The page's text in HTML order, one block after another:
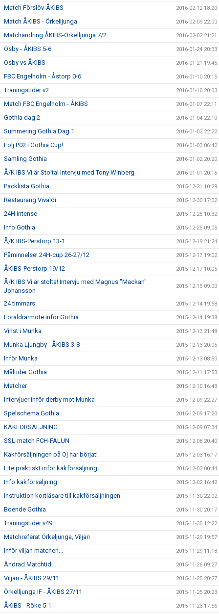
Match Förslöv-ÅKIBS 2016-02-12 18:20
Match ÅKIBS - Örkelljunga 2016-02-09 22:00
Matchändring ÅKIBS-Örkelljunga 7/2 2016-02-02 21:21
Osby - ÅKIBS 5-6 2016-01-24 20:33
Osby vs ÅKIBS 2016-01-21 19:45
FBC Engelholm - Åstorp 0-6 2016-01-10 20:15
Träningstider v2 2016-01-10 20:03
Match FBC Engelholm - ÅKIBS 2016-01-07 22:11
Gothia dag 2 2016-01-04 22:10
Summering Gothia Dag 1 2016-01-03 22:22
Följ P02 i Gothia Cup! 2016-01-03 06:42
Samling Gothia 2016-01-02 20:20
Å/K IBS Vi är Stolta! Intervju med Tony Winberg 2016-01-01 20:15
Packlista Gothia 2015-12-31 10:29
Restaurang Vivaldi 2015-12-30 17:02
24H intense 2015-12-25 10:32
Info Gothia 2015-12-25 09:05
Å/K IBS-Perstorp 13-1 2015-12-19 21:24
Påminnelse! 24H-cup 26-27/12 2015-12-17 19:02
ÅKIBS-Perstorp 19/12 2015-12-17 10:05
Å/K IBS Vi är stolta! Intervju med Magnus "Mackan"
Johansson
2015-12-15 09:00
24 timmars 2015-12-14 19:58
Föräldrarmöte inför Gothia 2015-12-14 19:38
Vinst i Munka 2015-12-13 21:48
Munka Ljungby - ÅKIBS 3-8 2015-12-13 20:05
Inför Munka 2015-12-13 08:50
Måltider Gothia 2015-12-11 17:53
Matcher 2015-12-10 16:43
Intervjuer inför derby mot Munka 2015-12-09 22:27
Spelschema Gothia.. 2015-12-09 17:20
KAKFÖRSÄLJNING 2015-12-09 07:34
SSL-match FCH-FALUN 2015-12-08 20:40
Kakförsäljningen på Oj har börjat! 2015-12-03 16:17
Lite praktiskt inför kakförsäljning 2015-12-03 00:44
Info kakförsäljning 2015-12-02 16:42
Instruktion kortläsare till kakförsäljningen 2015-11-30 22:02
Boende Gothia 2015-11-30 20:17
Träningstider v49 2015-11-30 12:22
Matchreferat Örkeljunga, Viljan 2015-11-29 19:57
Inför viljan matchen... 2015-11-29 11:18
Ändrad Matchtid! 2015-11-26 09:27
Viljan - ÅKIBS 29/11 2015-11-25 20:27
Örkelljunga IF - ÅKIBS 27/11 2015-11-25 20:23
ÅKIBS - Röke 5-1 2015-11-23 17:56